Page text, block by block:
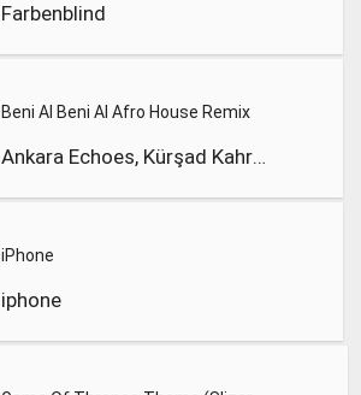
Farbenblind
Beni Al Beni Al Afro House Remix
Ankara Echoes, Kürşad Kahraman
iPhone
iphone